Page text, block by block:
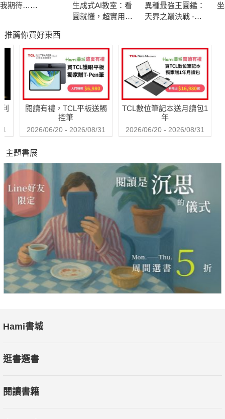
4.紅豆兵的零用錢
5.吃多少，拿多少
6.這個不用付錢?
7.真誠的祝福
9.換個心情看世界
11.這個可以再利用
12.吃東西也要很環保
14.在家也要注意安全
15.不是我們的不能拿
16.改掉不好的習慣
17.開心吃早餐
18.健康吃粽子
19.真的好熱喔
20.自己帶水，最好
21.眼睛也需要休息
22.看電影
24.一起走走路
27.回到家，先洗手
29.刷牙不偷懶
我期待……
生成式AI教室：看
圖就懂，超實用操
異種最強王圖鑑：
天界之巔決戰 -
推薦你買好東西
閱讀有禮，TCL平板送觸
控筆
2026/06/20 - 2026/08/31
TCL數位筆記本送月讀包1
年
2026/06/20 - 2026/08/31
主題書展
Hami書城
逛書選書
閱讀書籍